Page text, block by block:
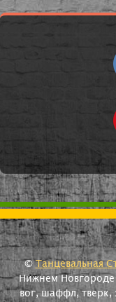
©Танцевальная
Нижнем
вог, шаффл, тверк,